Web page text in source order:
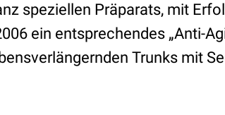
speziellen Präparats, mit
ein entsprechendes „Anti-
Trunks mit